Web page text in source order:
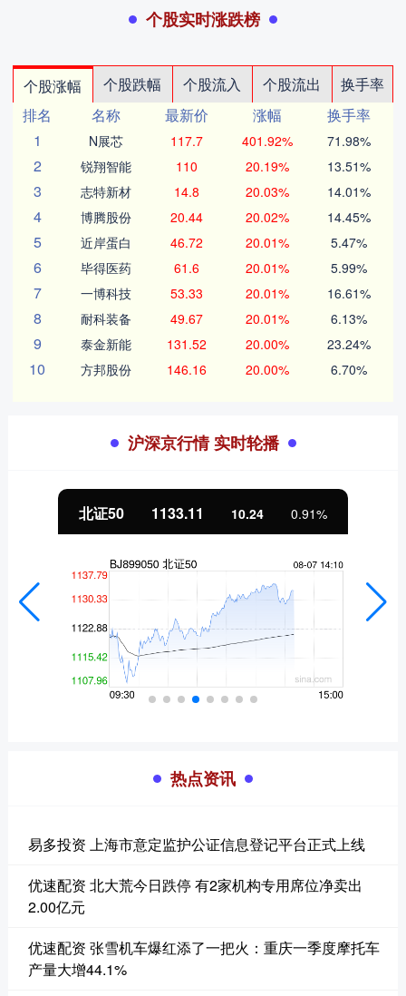
个股实时涨跌榜
个股涨幅 个股跌幅 个股流入 个股流出
换手率
排名
名称 最新价 涨幅
换手率
1
N展芯 117.7 401.92% 71.98%
2 锐翔智能 110 20.19% 13.51%
3 志特新材 14.8 20.03% 14.01%
4 博腾股份 20.44 20.02% 14.45%
5 近岸蛋白 46.72 20.01% 5.47%
6 毕得医药 61.6 20.01% 5.99%
7 一博科技 53.33 20.01% 16.61%
8 耐科装备 49.67 20.01% 6.13%
9 泰金新能 131.52 20.00% 23.24%
10 方邦股份 146.16 20.00% 6.70%
沪深京行情 实时轮播
北证50 1133.11 10.24 0.91%
热点资讯
易多投资 上海市意定监护公证信息登记平台正式上线
优速配资 北大荒今日跌停 有2家机构专用席位净卖出
2.00亿元
优速配资 张雪机车爆红添了一把火：重庆一季度摩托车
产量大增44.1%